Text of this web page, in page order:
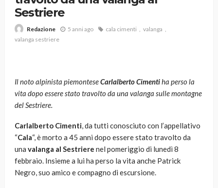
Sestriere
Redazione 5 anni ago cala cimenti
valanga
valanga sestriere
Il noto alpinista piemonteseCarlalberto Cimentiha perso la
vita dopo essere stato travolto da una valanga sulle montagne
del Sestriere.
Carlalberto Cimenti, da tutti conosciuto con l’appellativo
“Cala“, è morto a 45 anni dopo essere stato travolto da
una valanga al Sestriere nel pomeriggio di lunedì 8
febbraio. Insieme a lui ha perso la vita anche Patrick
Negro, suo amico e compagno di escursione.